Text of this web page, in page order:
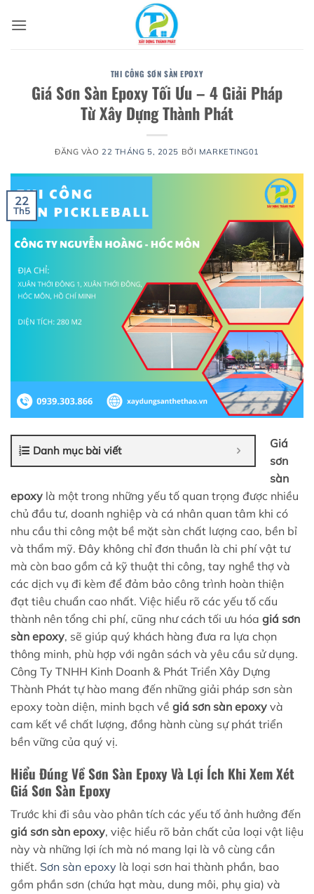
qua
THI CÔNG SƠN SÀN EPOXY
Giá Sơn Sàn Epoxy Tối Ưu – 4 Giải Pháp
Từ Xây Dựng Thành Phát
ĐĂNG VÀO 22 THÁNG 5, 2025 BỞI MARKETING01
22
Th5
Danh mục bài viết
Giá
sơn
sàn
epoxy là một trong những yếu tố quan trọng được nhiều
chủ đầu tư, doanh nghiệp và cá nhân quan tâm khi có
nhu cầu thi công một bề mặt sàn chất lượng cao, bền bỉ
và thẩm mỹ. Đây không chỉ đơn thuần là chi phí vật tư
mà còn bao gồm cả kỹ thuật thi công, tay nghề thợ và
các dịch vụ đi kèm để đảm bảo công trình hoàn thiện
đạt tiêu chuẩn cao nhất. Việc hiểu rõ các yếu tố cấu
thành nên tổng chi phí, cũng như cách tối ưu hóa giá sơn
sàn epoxy, sẽ giúp quý khách hàng đưa ra lựa chọn
thông minh, phù hợp với ngân sách và yêu cầu sử dụng.
Công Ty TNHH Kinh Doanh & Phát Triển Xây Dựng
Thành Phát tự hào mang đến những giải pháp sơn sàn
epoxy toàn diện, minh bạch về giá sơn sàn epoxy và
cam kết về chất lượng, đồng hành cùng sự phát triển
bền vững của quý vị.
Hiểu Đúng Về Sơn Sàn Epoxy Và Lợi Ích Khi Xem Xét
Giá Sơn Sàn Epoxy
Trước khi đi sâu vào phân tích các yếu tố ảnh hưởng đến
giá sơn sàn epoxy, việc hiểu rõ bản chất của loại vật liệu
này và những lợi ích mà nó mang lại là vô cùng cần
thiết. Sơn sàn epoxy là loại sơn hai thành phần, bao
gồm phần sơn (chứa hạt màu, dung môi, phụ gia) và